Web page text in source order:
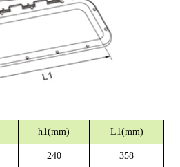
h1(mm) L1(mm)
240 358